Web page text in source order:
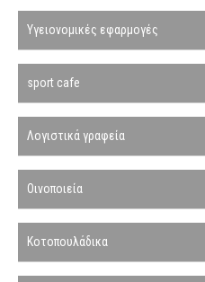
Υγειονομικές εφαρμογές
sport cafe
Λογιστικά γραφεία
Οινοποιεία
Κοτοπουλάδικα